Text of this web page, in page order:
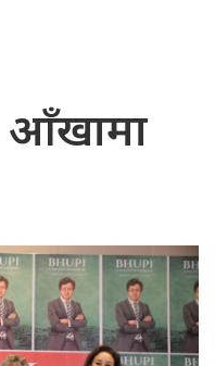
आँखामा